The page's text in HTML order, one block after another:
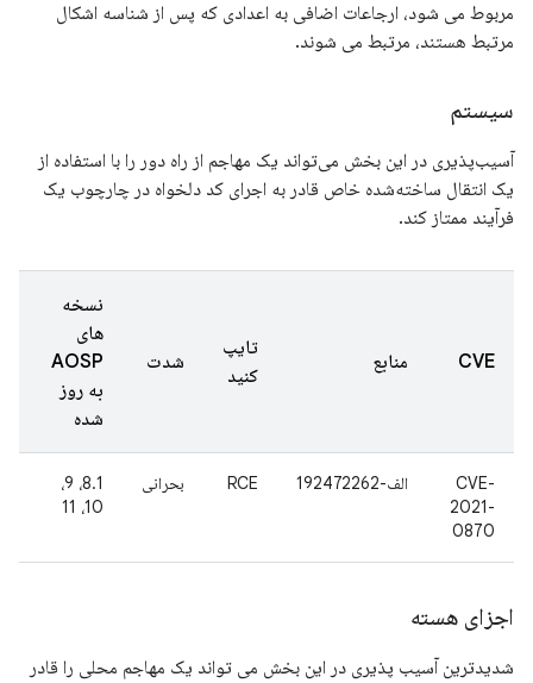
مربوط می شود، ارجاعات اضافی به اعدادی که پس از شناسه اشکال
مرتبط هستند، مرتبط می شوند.
سیستم
آسیب‌پذیری در این بخش می‌تواند یک مهاجم از راه دور را با استفاده از
یک انتقال ساخته‌شده خاص قادر به اجرای کد دلخواه در چارچوب یک
فرآیند ممتاز کند.
CVE منابع
تایپ
کنید
شدت
نسخه
های
AOSP
به روز
شده
CVE-
2021-
0870
الف-192472262 RCE بحرانی
8.1، 9،
10، 11
اجزای هسته
شدیدترین آسیب پذیری در این بخش می تواند یک مهاجم محلی را قادر